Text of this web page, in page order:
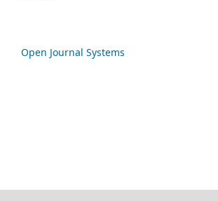
Open Journal Systems